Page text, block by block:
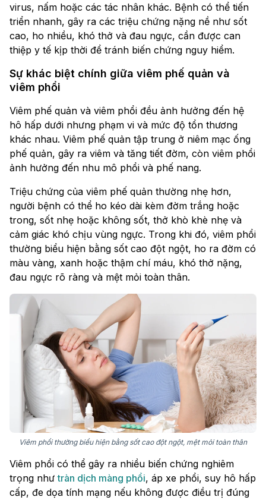
virus, nấm hoặc các tác nhân khác. Bệnh có thể tiến
triển nhanh, gây ra các triệu chứng nặng nề như sốt
cao, ho nhiều, khó thở và đau ngực, cần được can
thiệp y tế kịp thời để tránh biến chứng nguy hiểm.
Sự khác biệt chính giữa viêm phế quản và
viêm phổi
Viêm phế quản và viêm phổi đều ảnh hưởng đến hệ
hô hấp dưới nhưng phạm vi và mức độ tổn thương
khác nhau. Viêm phế quản tập trung ở niêm mạc ống
phế quản, gây ra viêm và tăng tiết đờm, còn viêm phổi
ảnh hưởng đến nhu mô phổi và phế nang.
Triệu chứng của viêm phế quản thường nhẹ hơn,
người bệnh có thể ho kéo dài kèm đờm trắng hoặc
trong, sốt nhẹ hoặc không sốt, thở khò khè nhẹ và
cảm giác khó chịu vùng ngực. Trong khi đó, viêm phổi
thường biểu hiện bằng sốt cao đột ngột, ho ra đờm có
màu vàng, xanh hoặc thậm chí máu, khó thở nặng,
đau ngực rõ ràng và mệt mỏi toàn thân.
Viêm phổi thường biểu hiện bằng sốt cao đột ngột, mệt mỏi toàn thân
Viêm phổi có thể gây ra nhiều biến chứng nghiêm
trọng nhưtràn dịch màng phổi, áp xe phổi, suy hô hấp
cấp, đe dọa tính mạng nếu không được điều trị đúng